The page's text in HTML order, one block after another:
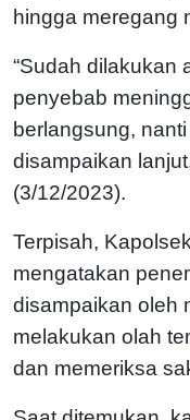
hingga meregang
“Sudah dilakukan
penyebab
berlangsung,
disampaikan
(3/12/2023).
Terpisah,
mengatakan
disampaikan oleh
melakukan olah
dan memeriksa